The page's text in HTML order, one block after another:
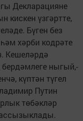
Декларацияне
кискен үзгәртте,
Бүген без
хәрби кодрәте
Кешеләрдә
ныгый,-
күптән түгел
Путин
төбәкләр